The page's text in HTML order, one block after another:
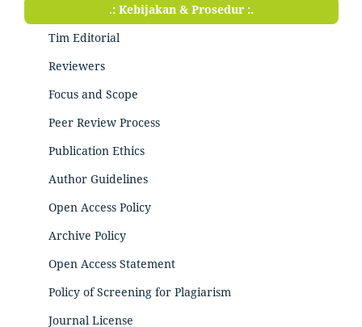
.: Kebijakan & Prosedur :.
Tim Editorial
Reviewers
Focus and Scope
Peer Review Process
Publication Ethics
Author Guidelines
Open Access Policy
Archive Policy
Open Access Statement
Policy of Screening for Plagiarism
Journal License